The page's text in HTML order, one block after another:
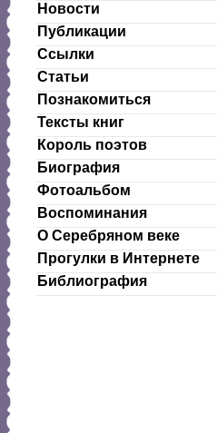
Новости
Публикации
Ссылки
Статьи
Познакомиться
Тексты книг
Король поэтов
Биография
Фотоальбом
Воспоминания
О Серебряном веке
Прогулки в Интернете
Библиография